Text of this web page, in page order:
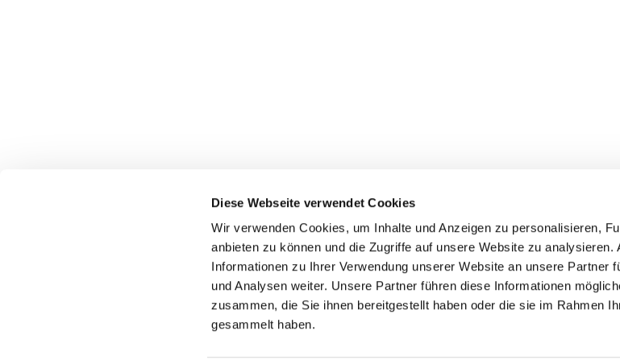
Diese Webseite verwendet Cookies
Wir verwenden Cookies, um Inhalte und Anzeigen zu personalisieren,
anbieten zu können und die Zugriffe auf unsere Website zu analysieren.
Informationen zu Ihrer Verwendung unserer Website an unsere Partner
und Analysen weiter. Unsere Partner führen diese Informationen
zusammen, die Sie ihnen bereitgestellt haben oder die sie im Rahmen
gesammelt haben.
Pfarrei St. Laurentius Erfurt
Telefon:0361 5624921
Email:pfarramt@stadtpfarrei.de
Kirchen in
Hochzeit